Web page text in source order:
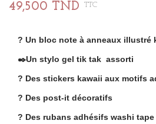
49,500 TND TTC
? Un bloc note à anneaux illustré
✒️Un stylo gel tik tak assorti
? Des stickers kawaii aux motifs
? Des post-it décoratifs
? Des rubans adhésifs washi tape